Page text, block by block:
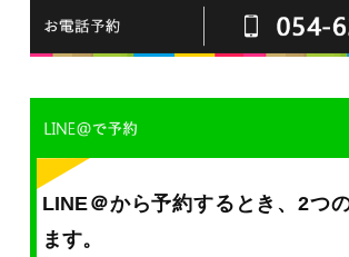
LINE＠から予約するとき、2つ
ます。